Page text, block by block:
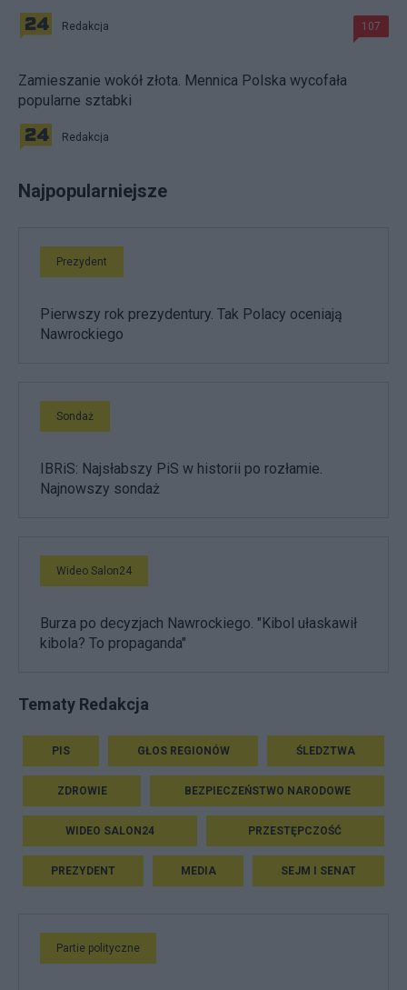
Redakcja 107
Zamieszanie wokół złota. Mennica Polska wycofała
popularne sztabki
Redakcja
Najpopularniejsze
Prezydent
Pierwszy rok prezydentury. Tak Polacy oceniają
Nawrockiego
Sondaż
IBRiS: Najsłabszy PiS w historii po rozłamie.
Najnowszy sondaż
Wideo Salon24
Burza po decyzjach Nawrockiego. "Kibol ułaskawił
kibola? To propaganda"
Tematy Redakcja
PIS GŁOS REGIONÓW ŚLEDZTWA
ZDROWIE BEZPIECZEŃSTWO NARODOWE
WIDEO SALON24 PRZESTĘPCZOŚĆ
PREZYDENT MEDIA SEJM I SENAT
Partie polityczne